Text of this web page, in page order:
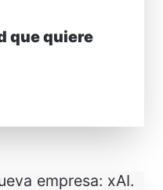
que quiere